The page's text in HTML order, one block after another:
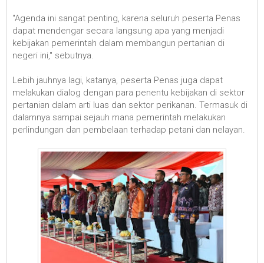
"Agenda ini sangat penting, karena seluruh peserta Penas
dapat mendengar secara langsung apa yang menjadi
kebijakan pemerintah dalam membangun pertanian di
negeri ini," sebutnya.
Lebih jauhnya lagi, katanya, peserta Penas juga dapat
melakukan dialog dengan para penentu kebijakan di sektor
pertanian dalam arti luas dan sektor perikanan. Termasuk di
dalamnya sampai sejauh mana pemerintah melakukan
perlindungan dan pembelaan terhadap petani dan nelayan.